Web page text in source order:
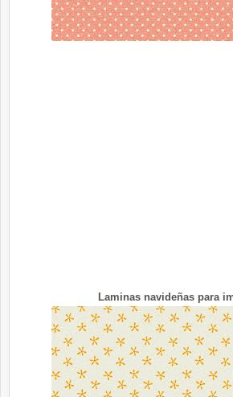
Laminas navideñas para